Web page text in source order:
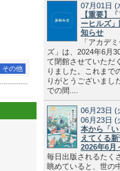
その他
07月01日 (
【重要】
ーヒルズ
知らせ
「アカデ
ズ」は、2024年6月
て閉館させていただ
りました。これまで
りがとうございまし
での間....
06月23日 (
06月23日 (
本から「
えてくる
2026年6月
毎日出版されるたく
眺めていると、世の